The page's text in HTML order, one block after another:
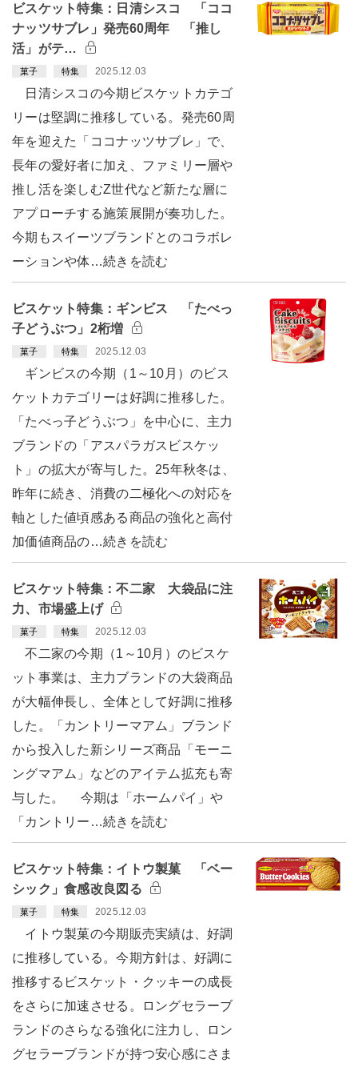
ビスケット特集：日清シスコ 「ココ
ナッツサブレ」発売60周年 「推し
活」がテ…
菓子 特集 2025.12.03
日清シスコの今期ビスケットカテゴ
リーは堅調に推移している。発売60周
年を迎えた「ココナッツサブレ」で、
長年の愛好者に加え、ファミリー層や
推し活を楽しむZ世代など新たな層に
アプローチする施策展開が奏功した。
今期もスイーツブランドとのコラボレ
ーションや体…続きを読む
ビスケット特集：ギンビス 「たべっ
子どうぶつ」2桁増
菓子 特集 2025.12.03
ギンビスの今期（1～10月）のビス
ケットカテゴリーは好調に推移した。
「たべっ子どうぶつ」を中心に、主力
ブランドの「アスパラガスビスケッ
ト」の拡大が寄与した。25年秋冬は、
昨年に続き、消費の二極化への対応を
軸とした値頃感ある商品の強化と高付
加価値商品の…続きを読む
ビスケット特集：不二家 大袋品に注
力、市場盛上げ
菓子 特集 2025.12.03
不二家の今期（1～10月）のビスケ
ット事業は、主力ブランドの大袋商品
が大幅伸長し、全体として好調に推移
した。「カントリーマアム」ブランド
から投入した新シリーズ商品「モーニ
ングマアム」などのアイテム拡充も寄
与した。 今期は「ホームパイ」や
「カントリー…続きを読む
ビスケット特集：イトウ製菓 「ベー
シック」食感改良図る
菓子 特集 2025.12.03
イトウ製菓の今期販売実績は、好調
に推移している。今期方針は、好調に
推移するビスケット・クッキーの成長
をさらに加速させる。ロングセラーブ
ランドのさらなる強化に注力し、ロン
グセラーブランドが持つ安心感にさま